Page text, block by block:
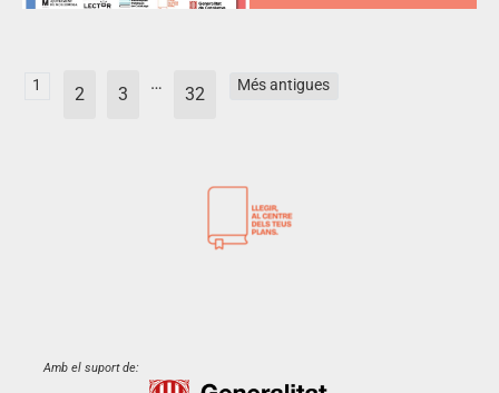
1 2 3
…
32 Més antigues
Amb el suport de: